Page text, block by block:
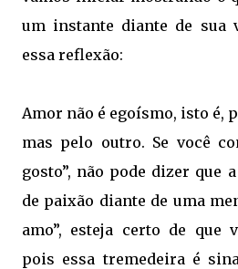
um instante diante de sua
essa reflexão:
Amor não é egoísmo, isto é,
mas pelo outro. Se você
gosto”, não pode dizer que
de paixão diante de uma
amo”, esteja certo de que
pois essa tremedeira é